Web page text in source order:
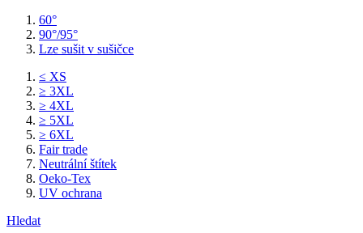
60°
90°/95°
Lze sušit v sušičce
≤ XS
≥ 3XL
≥ 4XL
≥ 5XL
≥ 6XL
Fair trade
Neutrální štítek
Oeko-Tex
UV ochrana
Hledat